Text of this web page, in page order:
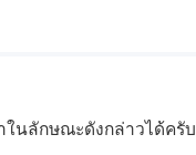
ในลักษณะดังกล่าวได้ครับ